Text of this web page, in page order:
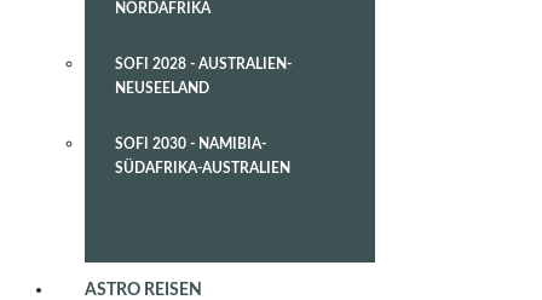
NORDAFRIKA
SOFI 2028 - AUSTRALIEN-
NEUSEELAND
SOFI 2030 - NAMIBIA-
SÜDAFRIKA-AUSTRALIEN
ASTRO REISEN